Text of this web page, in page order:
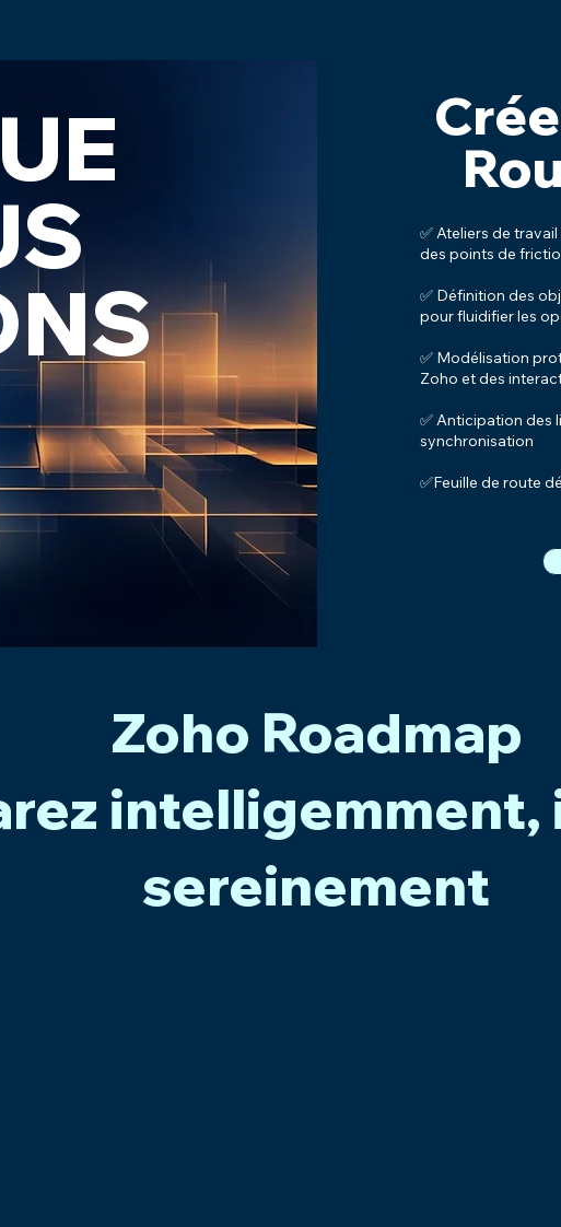
✅ Ateliers de
des points de
✅ Définition des
pour fluidifier les
✅ Modélisation
Zoho et des
✅ Anticipation des
synchronisation
✅Feuille de route
Zoho Roadmap
intelligemment,
sereinement